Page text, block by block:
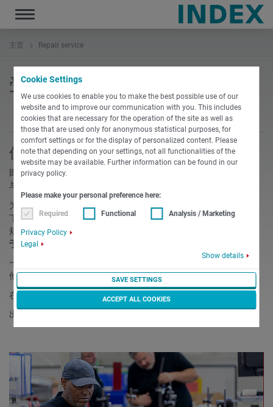
Cookie Settings
We use cookies to enable you to make the best possible use of our
website and to improve our communication with you. This includes
cookies that are necessary for the operation of the site as well as
those that are used only for anonymous statistical purposes, for
comfort settings or for the display of personalized content. Please
note that depending on your settings, not all functionalities of the
website may be available. Further information can be found in our
privacy policy.
Please make your personal preference here:
Required Functional Analysis / Marketing
Privacy Policy
Legal
Show details
SAVE SETTINGS
ACCEPT ALL COOKIES
Toggle
navigation
主页 Repair service
受损刀座维修服务
保养协议
即刻起，作为对我们上门取货服务的补充，我们还将向您提供
与我们签署旨在对您刀座进行维修的保养协议的机会。
为此您只需规定两个费用上限，在不超过该费用上限的情况
下，我们允许在
与您磋商的情况下进行维修。一个费用上限
规定了每个维修订单的最高费用
于新刀座价格的百分比值
一旦超出这两个上限中的一个，我们就会与您协商，在所有其
他情况下，我们将进行维修，并将刀座发回给您。
在大多数情况下，保养协议将使维修时间
出于这个原因，